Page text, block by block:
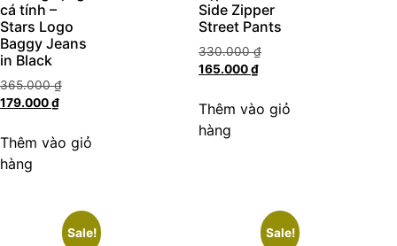
cá tính –
Stars Logo
Baggy Jeans
in Black
365.000₫
179.000₫
Thêm vào giỏ
hàng
Side Zipper
Street Pants
330.000₫
165.000₫
Thêm vào giỏ
hàng
Sale! Sale!